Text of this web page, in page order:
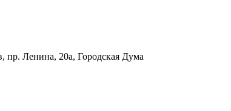
пр. Ленина, 20а, Городская Дума